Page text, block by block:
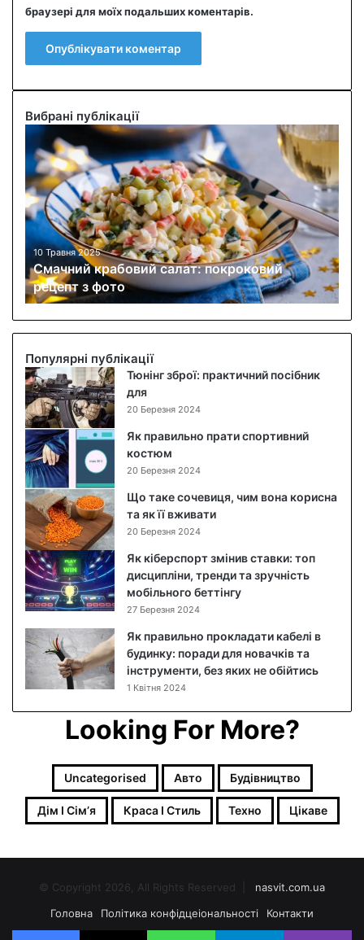
браузері для моїх подальших коментарів.
Вибрані публікації
С
м
ч
н
и
й
к
р
а
б
о
в
и
й
с
а
л
а
т
:
п
о
к
р
о
к
о
в
и
й
р
е
е
о
10 Травня 2025
Смачний крабовий салат: покроковий
рецепт з фото
Популярні публікації
Тюнінг зброї: практичний посібник
для
20 Березня 2024
Як правильно прати спортивний
костюм
20 Березня 2024
Що таке сочевиця, чим вона корисна
та як її вживати
20 Березня 2024
Як кіберспорт змінив ставки: топ
дисципліни, тренди та зручність
мобільного беттінгу
27 Березня 2024
Як правильно прокладати кабелі в
будинку: поради для новачків та
інструменти, без яких не обійтись
1 Квітня 2024
Looking For More?
Uncategorised Авто Будівництво
Дім І Сімʼя Краса І Стиль Техно Цікаве
© Copyright 2026, All Rights Reserved |
nasvit.com.ua
Головна
Політика конфідцеіональності Контакти